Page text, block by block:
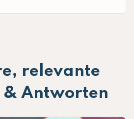
relevante
& Antworten